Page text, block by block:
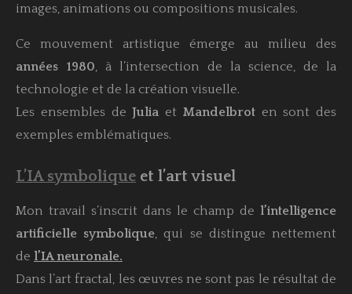
images, animations ou compositions musicales.
Ce mouvement artistique émerge au milieu des
années 1980, à l’intersection de la science, de la
technologie et de la création visuelle.
Les ensembles deJulia et Mandelbroten sont des
exemples emblématiques.
L’IA symbolique et l’art visuel
Mon travail s’inscrit dans le champ de l’intelligence
artificielle symbolique, qui se distingue nettement
de l’IA neuronale.
Dans l’art fractal, les œuvres ne sont pas le résultat de